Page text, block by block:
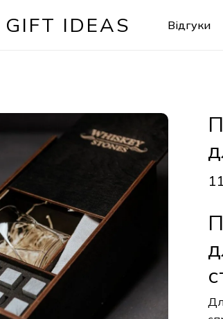
GIFT IDEAS Відгуки
Кошик